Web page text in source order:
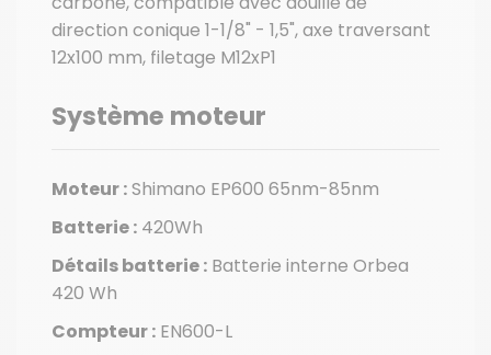
direction conique 1-1/8" - 1,5", axe traversant
12x100 mm, filetage M12xP1
Système moteur
Moteur :Shimano EP600 65nm-85nm
Batterie : 420Wh
Détails batterie : Batterie interne Orbea
420 Wh
Compteur : EN600-L